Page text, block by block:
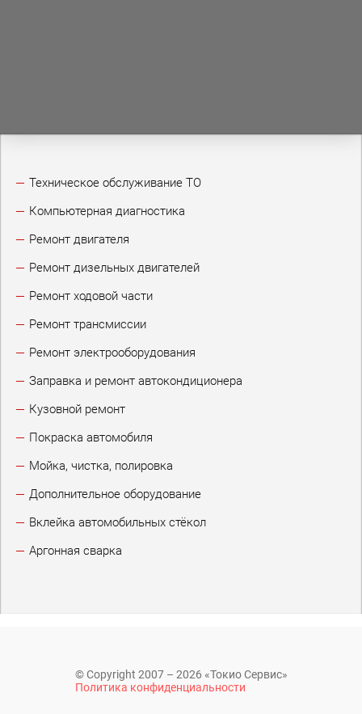
Техническое обслуживание ТО
Компьютерная диагностика
Ремонт двигателя
Ремонт дизельных двигателей
Ремонт ходовой части
Ремонт трансмиссии
Ремонт электрооборудования
Заправка и ремонт автокондиционера
Кузовной ремонт
Покраска автомобиля
Мойка, чистка, полировка
Дополнительное оборудование
Вклейка автомобильных стёкол
Аргонная сварка
© Copyright 2007 – 2026 «Токио Сервис»
Политика конфиденциальности